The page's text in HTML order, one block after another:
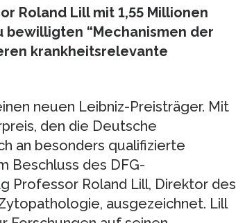
Roland Lill mit 1,55 Millionen
bewilligten “Mechanismen der
krankheitsrelevante
neuen Leibniz-Preisträger. Mit
den die Deutsche
an besonders qualifizierte
Beschluss des DFG-
Professor Roland Lill, Direktor des
ausgezeichnet. Lill